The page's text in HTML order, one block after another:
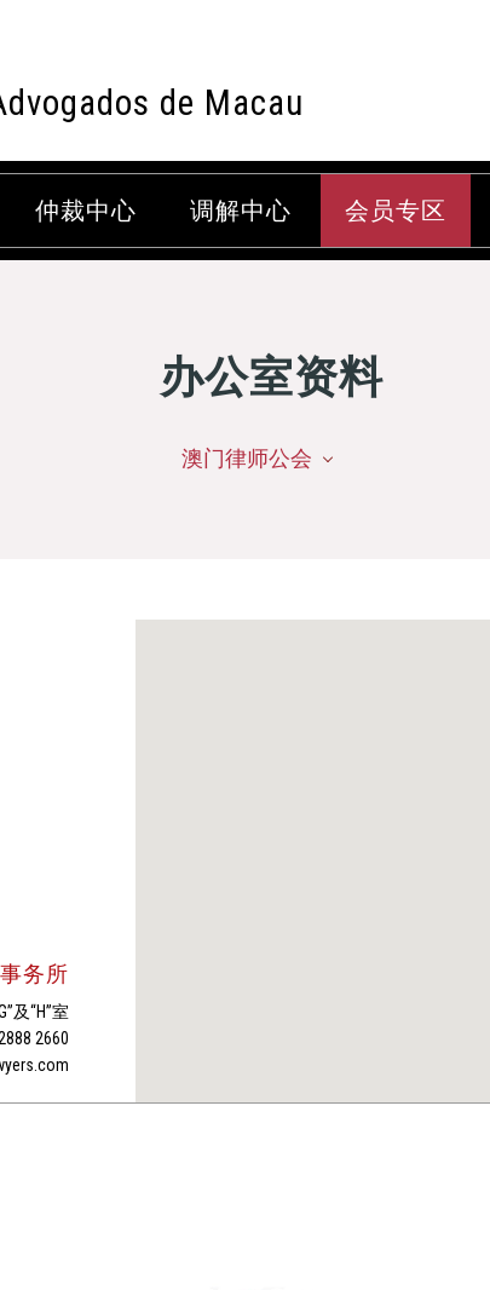
de Macau
仲裁中心 调解中心 会员专区
办公室资料
澳门律师公会
务所
及“H”室
2660